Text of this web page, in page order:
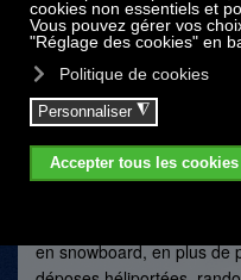
Swiss Mountain Sports
officielle. SMS Ski &
à Crans-Montana, au cœur
d’instructeurs est
motivé et patient qui suit
Swiss Snowsports, la
dont Swiss Mountain
en snowboard, en plus de